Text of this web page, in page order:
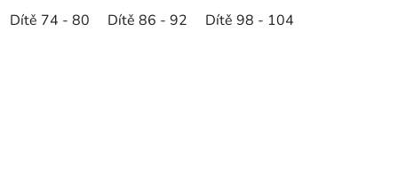
Dítě 74 - 80 Dítě 86 - 92 Dítě 98 - 104